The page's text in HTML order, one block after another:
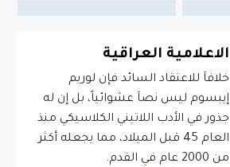
الاعلامية العراقية
خلافاَ للاعتقاد السائد فإن لوريم
إيبسوم ليس نصاَ عشوائياً، بل إن له
جذور في الأدب اللاتيني الكلاسيكي منذ
العام 45 قبل الميلاد، مما يجعله أكثر
من 2000 عام في القدم.